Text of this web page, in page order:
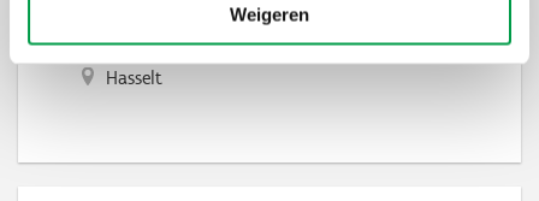
Weigeren
30 jun 2027
Hasselt